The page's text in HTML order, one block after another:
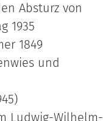
Absturz von
1935
1849
und
Ludwig-Wilhelm-